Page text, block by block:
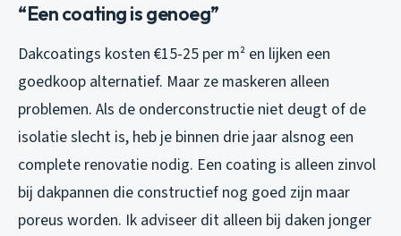
“Een coating is genoeg”
Dakcoatings kosten €15-25 per m² en lijken een
goedkoop alternatief. Maar ze maskeren alleen
problemen. Als de onderconstructie niet deugt of de
isolatie slecht is, heb je binnen drie jaar alsnog een
complete renovatie nodig. Een coating is alleen zinvol
bij dakpannen die constructief nog goed zijn maar
poreus worden. Ik adviseer dit alleen bij daken jonger